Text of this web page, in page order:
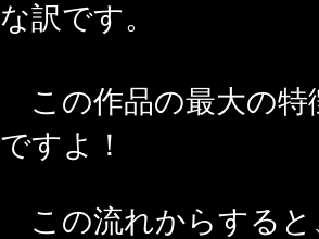
な訳です。
この作品の最大の
ですよ！
この流れからすると